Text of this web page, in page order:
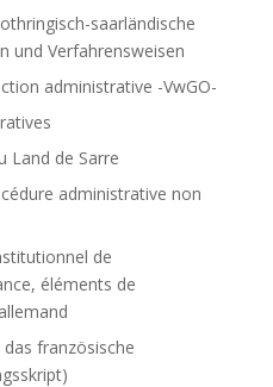
saarländische
und Verfahrensweisen
administrative -VwGO-
Land de Sarre
administrative non
de
éléments de
das französische